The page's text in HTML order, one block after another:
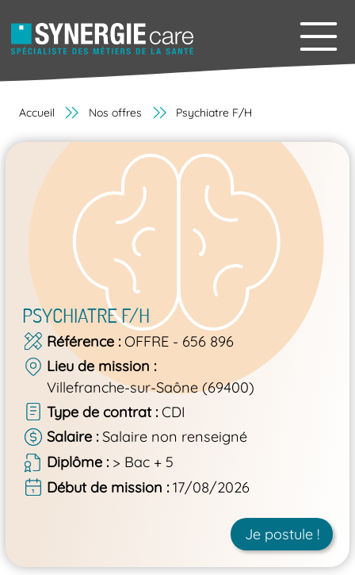
Accueil Nos offres Psychiatre F/H
PSYCHIATRE F/H
Référence OFFRE - 656 896
Lieu de mission
Villefranche-sur-Saône (69400)
Type de contrat CDI
Salaire Salaire non renseigné
Diplôme
> Bac + 5
Début de mission
17/08/2026
Je postule !